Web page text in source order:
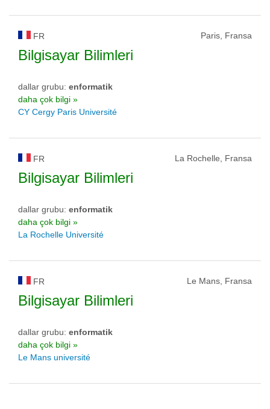
FR Paris, Fransa
Bilgisayar Bilimleri
dallar grubu: enformatik
daha çok bilgi »
CY Cergy Paris Université
FR La Rochelle, Fransa
Bilgisayar Bilimleri
dallar grubu: enformatik
daha çok bilgi »
La Rochelle Université
FR Le Mans, Fransa
Bilgisayar Bilimleri
dallar grubu: enformatik
daha çok bilgi »
Le Mans université